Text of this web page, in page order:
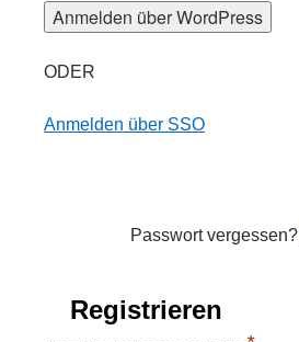
ODER
Anmelden über SSO
Passwort vergessen?
Registrieren